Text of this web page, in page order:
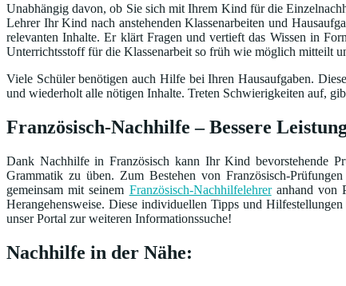
Unabhängig davon, ob Sie sich mit Ihrem Kind für die
Lehrer Ihr Kind nach anstehenden Klassenarbeiten und
relevanten Inhalte. Er klärt Fragen und vertieft das Wissen in
Unterrichtsstoff für die Klassenarbeit so früh wie möglich mitteilt
Viele Schüler benötigen auch Hilfe bei Ihren Hausaufgaben.
und wiederholt alle nötigen Inhalte. Treten Schwierigkeiten auf,
Französisch-Nachhilfe – Bessere
Dank Nachhilfe in Französisch kann Ihr Kind bevorstehende
Grammatik zu üben. Zum Bestehen von Französisch-
gemeinsam mit seinem Französisch-Nachhilfelehreranhand von
Herangehensweise. Diese individuellen Tipps und
unser Portal zur weiteren Informationssuche!
Nachhilfe in der Nähe: